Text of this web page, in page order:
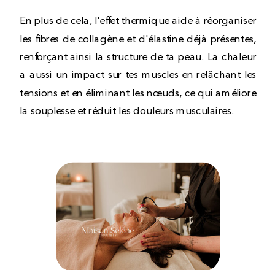
En plus de cela, l'effet thermique aide à réorganiser
les fibres de collagène et d'élastine déjà présentes,
renforçant ainsi la structure de ta peau. La chaleur
a aussi un impact sur tes muscles en relâchant les
tensions et en éliminant les nœuds, ce qui améliore
la souplesse et réduit les douleurs musculaires.